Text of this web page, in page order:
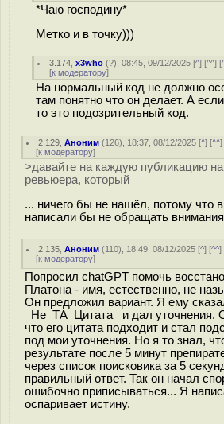
*Чаю господину*
Метко и в точку)))
3.174 ,x3who (?), 08:45, 09/12/2025 [^] [^^] [
[к модератору]
На нормальный код не должно
там понятно что он делает. А
то это подозрительный код.
2.129 ,Аноним (126), 18:37, 08/12/2025 [^] [^^]
[к модератору]
>давайте на каждую публикацию
ревьюера, который
... ничего бы не нашёл, потому что
написали бы не обращать
2.135 ,Аноним (110), 18:49, 08/12/2025 [^] [^^]
[к модератору]
Попросил chatGPT помочь
Платона - имя, естественно, не
Он предложил вариант. Я ему
_Не_ТА_Цитата_ и дал
что его цитата подходит и стал
под мои уточнения. Но я то знал,
результате после 5 минут
через список поисковика за 5
правильный ответ. Так он начал
ошибочно приписываться... Я
оспаривает истину.